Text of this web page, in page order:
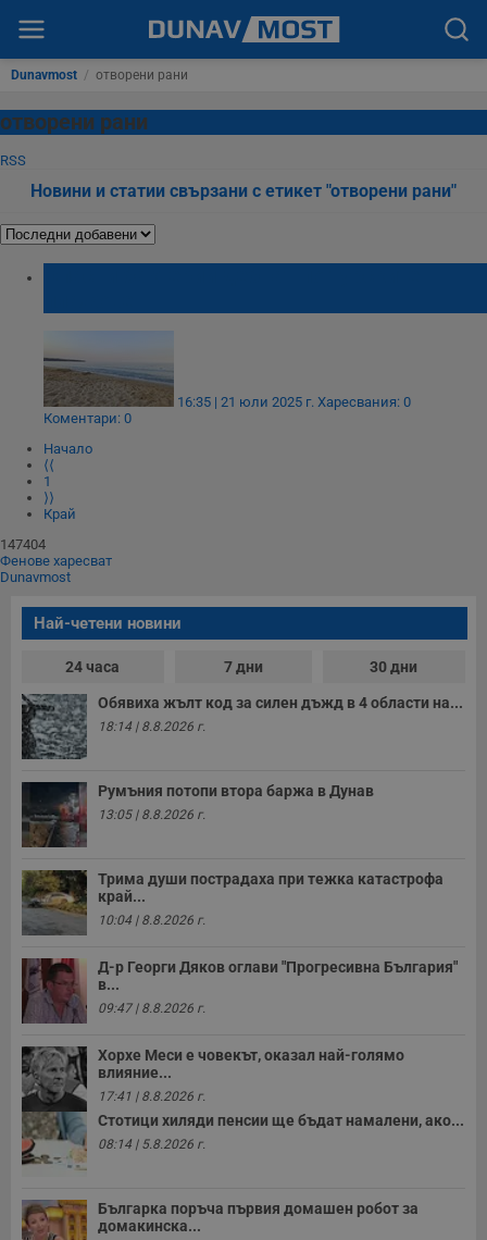
Dunavmost / отворени рани
отворени рани
RSS
Новини и статии свързани с етикет "отворени рани"
16:35 | 21 юли 2025 г. Харесвания: 0
Коментари: 0
Начало
⟨⟨
1
⟩⟩
Край
147404
Фенове харесват
Dunavmost
Най-четени новини
24 часа 7 дни 30 дни
Обявиха жълт код за силен дъжд в 4 области на...
18:14 | 8.8.2026 г.
Румъния потопи втора баржа в Дунав
13:05 | 8.8.2026 г.
Трима души пострадаха при тежка катастрофа
край...
10:04 | 8.8.2026 г.
Д-р Георги Дяков оглави "Прогресивна България"
в...
09:47 | 8.8.2026 г.
Хорхе Меси е човекът, оказал най-голямо
влияние...
17:41 | 8.8.2026 г.
Стотици хиляди пенсии ще бъдат намалени, ако...
08:14 | 5.8.2026 г.
Българка поръча първия домашен робот за
домакинска...